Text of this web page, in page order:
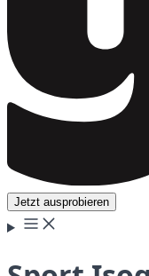
Jetzt ausprobieren